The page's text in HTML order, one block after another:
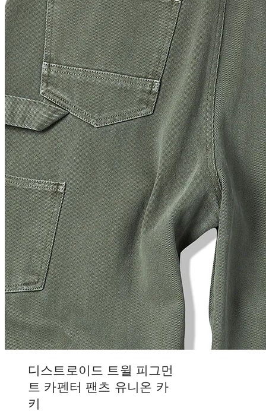
디스트로이드 트윌 피그먼
트 카펜터 팬츠 유니온 카
키